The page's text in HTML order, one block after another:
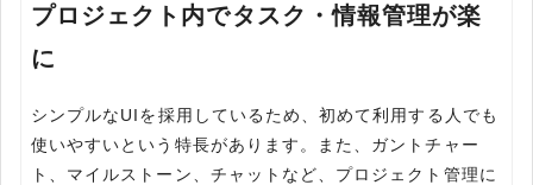
プロジェクト内でタスク・情報管理が楽
に
シンプルなUIを採用しているため、初めて利用する人でも
使いやすいという特長があります。また、ガントチャー
ト、マイルストーン、チャットなど、プロジェクト管理に